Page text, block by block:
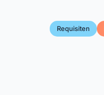
Requisiten